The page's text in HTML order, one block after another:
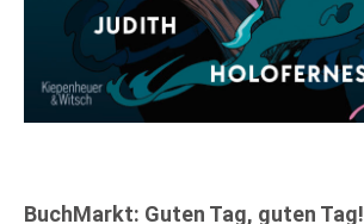
BuchMarkt: Guten Tag, guten Tag!